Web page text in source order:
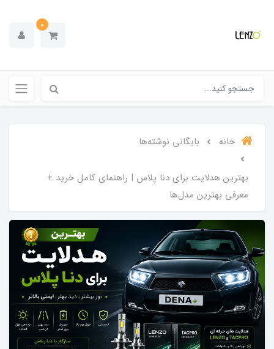
0
خانه بایگانی نوشته‌ها
بهترین هدلایت برای دنا پلاس | راهنمای کامل خرید +
معرفی بهترین مدل‌ها